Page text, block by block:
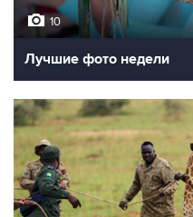
10
Лучшие фото недели